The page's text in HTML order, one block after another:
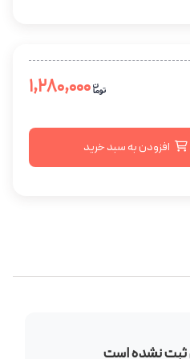
افزودن به سبد خرید
ثبت نشده است